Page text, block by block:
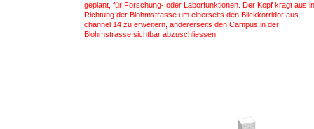
geplant, für Forschung- oder Laborfunktionen. Der Kopf kragt aus in
Richtung der Blohmstrasse um einerseits den Blickkorridor aus
channel 14 zu erweitern, andererseits den Campus in der
Blohmstrasse sichtbar abzuschliessen.